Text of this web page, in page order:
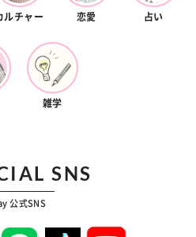
ルチャー 恋愛 占い
雑学
SNS
公式SNS